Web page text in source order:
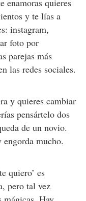
enamoras quieres
y te lías a
instagram,
foto por
parejas más
las redes sociales.
y quieres cambiar
pensártelo dos
de un novio.
engorda mucho.
quiero’ es
pero tal vez